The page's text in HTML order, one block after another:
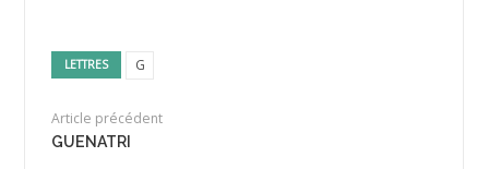
LETTRES G
Article précédent
GUENATRI